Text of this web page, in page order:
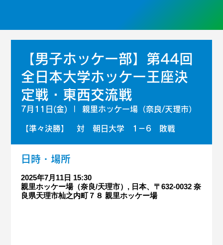
【男子ホッケー部】第44回
全日本大学ホッケー王座決
定戦・東西交流戦
7月11日(金) 親里ホッケー場（奈良/天理市）
【準々決勝】 対 朝日大学 1－6 敗戦
日時・場所
2025年7月11日 15:30
親里ホッケー場（奈良/天理市）, 日本、〒632-0032 奈
良県天理市杣之内町７８ 親里ホッケー場